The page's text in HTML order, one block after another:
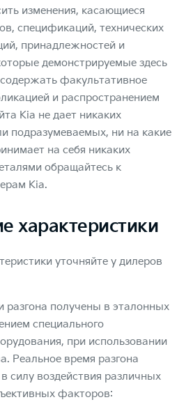
изменения, касающиеся
спецификаций, технических
принадлежностей и
демонстрируемые здесь
факультативное
и распространением
Kia не дает никаких
подразумеваемых, ни на какие
на себя никаких
обращайтесь к
Kia.
характеристики
уточняйте у дилеров
получены в эталонных
специального
при использовании
Реальное время разгона
силу воздействия различных
факторов: